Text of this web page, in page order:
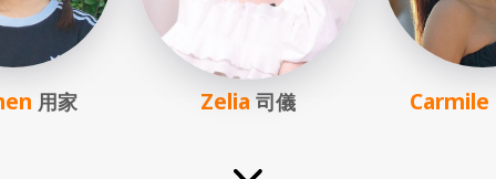
用家 Zelia 司儀 Carmile